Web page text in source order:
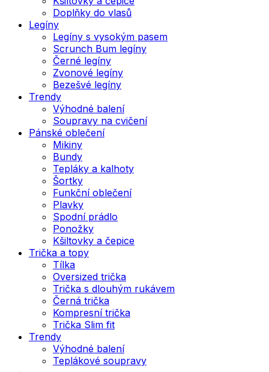
Doplňky do vlasů
Legíny
Legíny s vysokým pasem
Scrunch Bum legíny
Černé legíny
Zvonové legíny
Bezešvé legíny
Trendy
Výhodné balení
Soupravy na cvičení
Pánské oblečení
Mikiny
Bundy
Tepláky a kalhoty
Šortky
Funkční oblečení
Plavky
Spodní prádlo
Ponožky
Kšiltovky a čepice
Trička a topy
Tílka
Oversized trička
Trička s dlouhým rukávem
Černá trička
Kompresní trička
Trička Slim fit
Trendy
Výhodné balení
Teplákové soupravy